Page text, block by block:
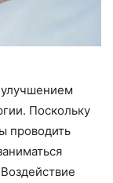
улучшением
Поскольку
проводить